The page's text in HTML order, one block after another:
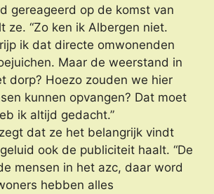
gereageerd op de komst van
ze. “Zo ken ik Albergen niet.
ik dat directe omwonenden
Maar de weerstand in
dorp? Hoezo zouden we hier
kunnen opvangen? Dat moet
ik altijd gedacht.”
dat ze het belangrijk vindt
ook de publiciteit haalt. “De
mensen in het azc, daar word
hebben alles